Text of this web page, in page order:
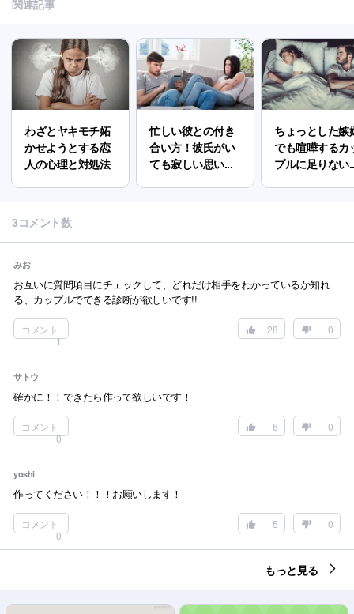
関連記事
わざとヤキモチ妬
かせようとする恋
人の心理と対処法
忙しい彼との付き
合い方！彼氏がい
ても寂しい思い...
ちょっとした嫉
でも喧嘩するカ
プルに足りない
3コメント数
みお
お互いに質問項目にチェックして、どれだけ相手をわかっているか知れ
る、カップルでできる診断が欲しいです!!
コメント
1
0
28
サトウ
確かに！！できたら作って欲しいです！
コメント
0
0
6
yoshi
作ってください！！！お願いします！
コメント
0
0
5
もっと見る